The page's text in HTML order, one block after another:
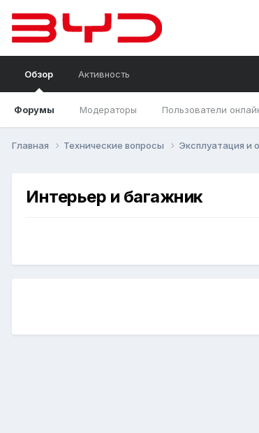
Обзор
Форумы Модераторы Пользователи
Активность
Главная Технические вопросы Эксплуатация и
Интерьер и багажник